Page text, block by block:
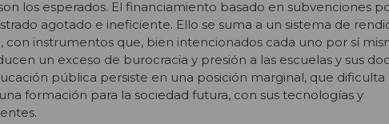
los esperados. El financiamiento basado en subvenciones
agotado e ineficiente. Ello se suma a un sistema de
con instrumentos que, bien intencionados cada uno por sí
un exceso de burocracia y presión a las escuelas y sus
pública persiste en una posición marginal, que dificulta
formación para la sociedad futura, con sus tecnologías y